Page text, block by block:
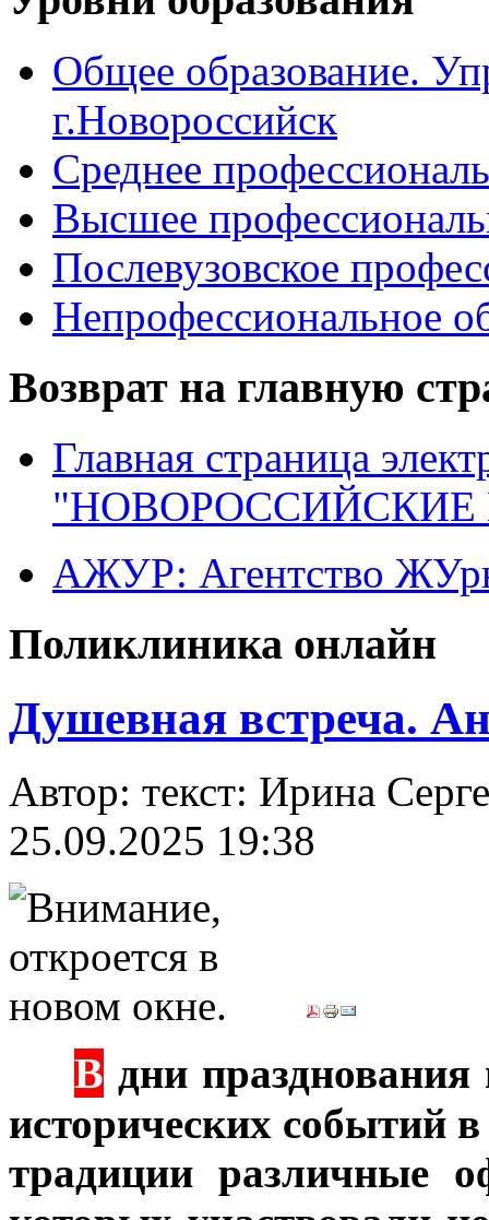
Общее образование.
г.Новороссийск
Среднее
Высшее
Послевузовское
Непрофессиональное
Возврат на главную
Главная страница
"НОВОРОССИЙСКИЕ
АЖУР: Агентство
Поликлиника онлайн
Душевная встреча.
Автор: текст: Ирина
25.09.2025 19:38
В дни
исторических событий
традиции различные